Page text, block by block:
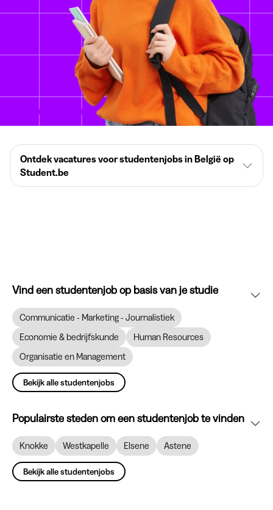
Ontdek vacatures voor studentenjobs in België op
Student.be
Vind een studentenjob op basis van je studie
Communicatie - Marketing - Journalistiek
Economie & bedrijfskunde
Human Resources
Organisatie en Management
Bekijk alle studentenjobs
Populairste steden om een studentenjob te vinden
Knokke Westkapelle Elsene Astene
Bekijk alle studentenjobs